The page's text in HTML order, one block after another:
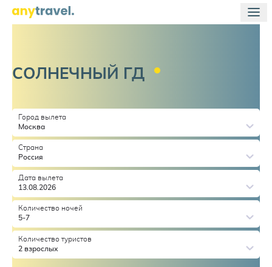
СОЛНЕЧНЫЙ ГД
Город вылета
Москва
Страна
Россия
Дата вылета
13.08.2026
Количество ночей
5-7
Количество туристов
2 взрослых